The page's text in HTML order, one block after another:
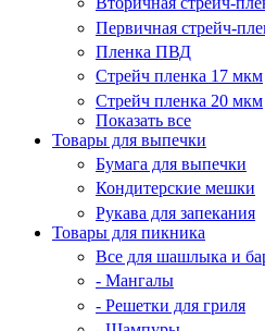
Первичная стрейч-
Пленка ПВД
Стрейч пленка 17 мкм
Стрейч пленка 20 мкм
Показать все
Товары для выпечки
Бумага для выпечки
Кондитерские мешки
Рукава для запекания
Товары для пикника
Все для шашлыка и
- Мангалы
- Решетки для гриля